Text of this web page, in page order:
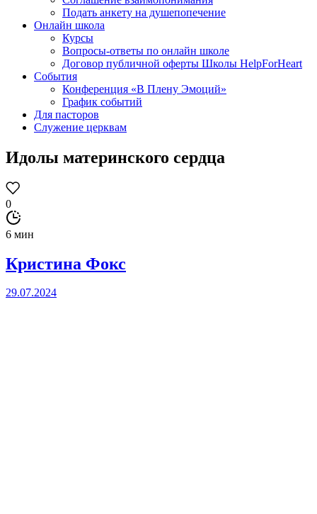
Подать анкету на душепопечение
Онлайн школа
Курсы
Вопросы-ответы по онлайн школе
Договор публичной оферты Школы HelpForHeart
События
Конференция «В Плену Эмоций»
График событий
Для пасторов
Служение церквам
Идолы материнского сердца
0
6 мин
Кристина Фокс
29.07.2024